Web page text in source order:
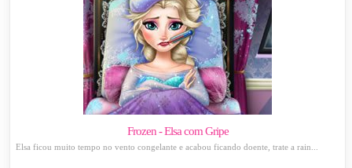
Frozen - Elsa com Gripe
Elsa ficou muito tempo no vento congelante e acabou ficando doente, trate a rain...